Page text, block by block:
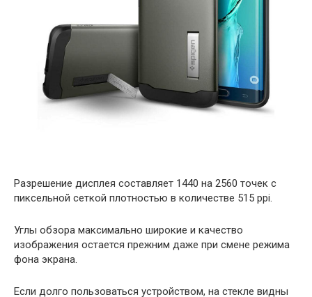
Разрешение дисплея составляет 1440 на 2560 точек с
пиксельной сеткой плотностью в количестве 515 ррi.
Углы обзора максимально широкие и качество
изображения остается прежним даже при смене режима
фона экрана.
Если долго пользоваться устройством, на стекле видны